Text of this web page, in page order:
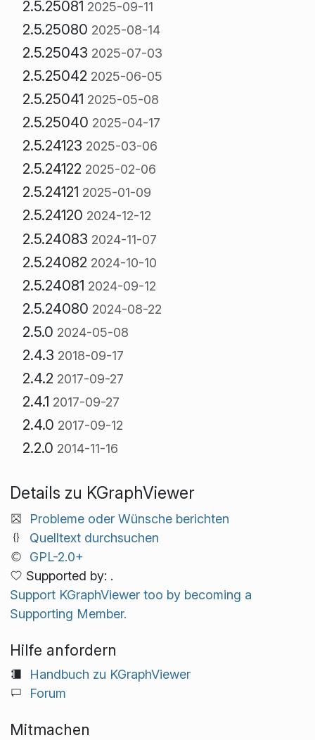
2.5.25081 2025-09-11
2.5.25080 2025-08-14
2.5.25043 2025-07-03
2.5.25042 2025-06-05
2.5.25041 2025-05-08
2.5.25040 2025-04-17
2.5.24123 2025-03-06
2.5.24122 2025-02-06
2.5.24121 2025-01-09
2.5.24120 2024-12-12
2.5.24083 2024-11-07
2.5.24082 2024-10-10
2.5.24081 2024-09-12
2.5.24080 2024-08-22
2.5.0 2024-05-08
2.4.3 2018-09-17
2.4.2 2017-09-27
2.4.1 2017-09-27
2.4.0 2017-09-12
2.2.0 2014-11-16
Details zu KGraphViewer
Probleme oder Wünsche berichten
Quelltext durchsuchen
GPL-2.0+
Supported by: .
Support KGraphViewer too by becoming a
Supporting Member.
Hilfe anfordern
Handbuch zu KGraphViewer
Forum
Mitmachen